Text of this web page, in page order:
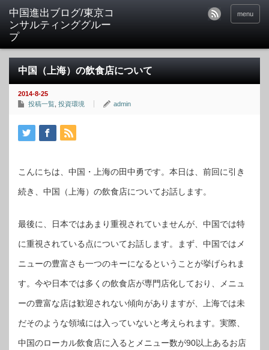
中国進出ブログ/東京コ
ンサルティンググルー
プ
menu
中国（上海）の飲食店について
2014-8-25
投稿一覧 投資環境 admin
こんにちは、中国・上海の田中勇です。本日は、前回に引き
続き、中国（上海）の飲食店についてお話します。
最後に、日本ではあまり重視されていませんが、中国では特
に重視されている点についてお話します。まず、中国ではメ
ニューの豊富さも一つのキーになるということが挙げられま
す。今や日本では多くの飲食店が専門店化しており、メニュ
ーの豊富な店は歓迎されない傾向がありますが、上海では未
だそのような領域には入っていないと考えられます。実際、
中国のローカル飲食店に入るとメニュー数が90以上あるお店